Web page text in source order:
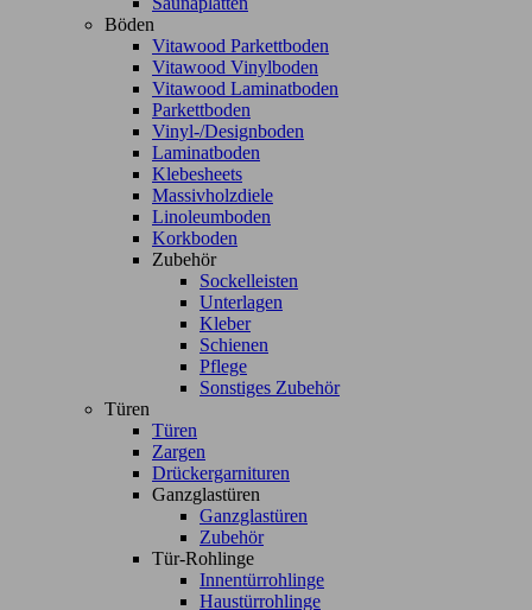
Böden
Vitawood Parkettboden
Vitawood Vinylboden
Vitawood Laminatboden
Parkettboden
Vinyl-/Designboden
Laminatboden
Klebesheets
Massivholzdiele
Linoleumboden
Korkboden
Zubehör
Sockelleisten
Unterlagen
Kleber
Schienen
Pflege
Sonstiges Zubehör
Türen
Türen
Zargen
Drückergarnituren
Ganzglastüren
Ganzglastüren
Zubehör
Tür-Rohlinge
Innentürrohlinge
Haustürrohlinge